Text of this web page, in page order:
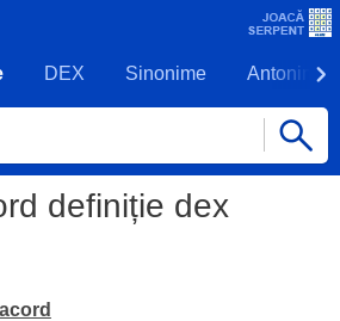
DEX Sinonime Antonime
definiție dex
acord